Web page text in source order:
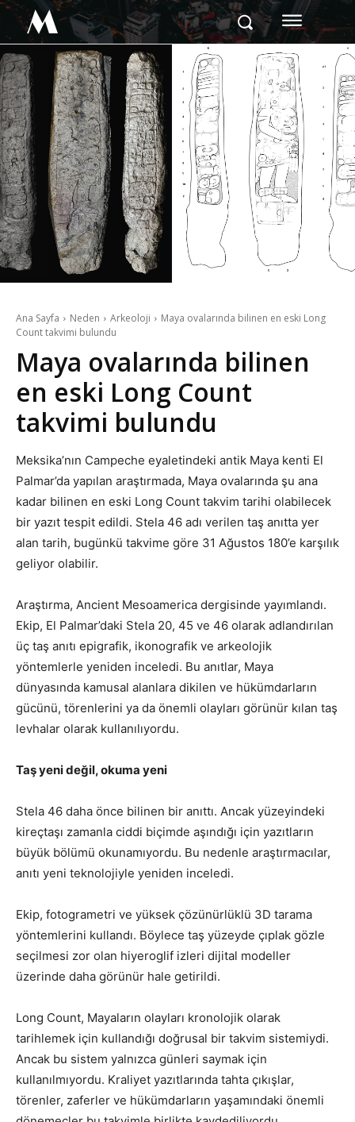
M
Ana Sayfa Neden Arkeoloji
Maya ovalarında bilinen en eski Long
Count takvimi bulundu
Maya ovalarında bilinen
en eski Long Count
takvimi bulundu
Meksika’nın Campeche eyaletindeki antik Maya kenti El
Palmar’da yapılan araştırmada, Maya ovalarında şu ana
kadar bilinen en eski Long Count takvim tarihi olabilecek
bir yazıt tespit edildi. Stela 46 adı verilen taş anıtta yer
alan tarih, bugünkü takvime göre 31 Ağustos 180’e karşılık
geliyor olabilir.
Araştırma, Ancient Mesoamerica dergisinde yayımlandı.
Ekip, El Palmar’daki Stela 20, 45 ve 46 olarak adlandırılan
üç taş anıtı epigrafik, ikonografik ve arkeolojik
yöntemlerle yeniden inceledi. Bu anıtlar, Maya
dünyasında kamusal alanlara dikilen ve hükümdarların
gücünü, törenlerini ya da önemli olayları görünür kılan taş
levhalar olarak kullanılıyordu.
Taş yeni değil, okuma yeni
Stela 46 daha önce bilinen bir anıttı. Ancak yüzeyindeki
kireçtaşı zamanla ciddi biçimde aşındığı için yazıtların
büyük bölümü okunamıyordu. Bu nedenle araştırmacılar,
anıtı yeni teknolojiyle yeniden inceledi.
Ekip, fotogrametri ve yüksek çözünürlüklü 3D tarama
yöntemlerini kullandı. Böylece taş yüzeyde çıplak gözle
seçilmesi zor olan hiyeroglif izleri dijital modeller
üzerinde daha görünür hale getirildi.
Long Count, Mayaların olayları kronolojik olarak
tarihlemek için kullandığı doğrusal bir takvim sistemiydi.
Ancak bu sistem yalnızca günleri saymak için
kullanılmıyordu. Kraliyet yazıtlarında tahta çıkışlar,
törenler, zaferler ve hükümdarların yaşamındaki önemli